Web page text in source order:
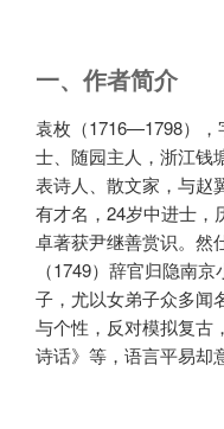
一、作者简介
袁枚（1716—1798）
士、随园主人，浙江钱
表诗人、散文家，与赵
有才名，24岁中进士，
卓著获尹继善赏识。然
（1749）辞官归隐南
子，尤以女弟子众多闻
与个性，反对模拟复古
诗话》等，语言平易却